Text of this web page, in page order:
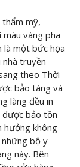
mỹ,
vàng pha
là một bức họa
truyền
theo Thời
bảo tàng và
làng đều in
được bảo tồn
hưởng không
bộ y
này. Bên